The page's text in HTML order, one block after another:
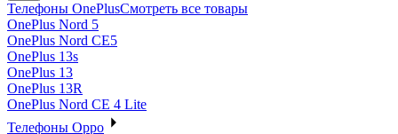
Телефоны OnePlusСмотреть все товары
OnePlus Nord 5
OnePlus Nord CE5
OnePlus 13s
OnePlus 13
OnePlus 13R
OnePlus Nord CE 4 Lite
Телефоны Oppo